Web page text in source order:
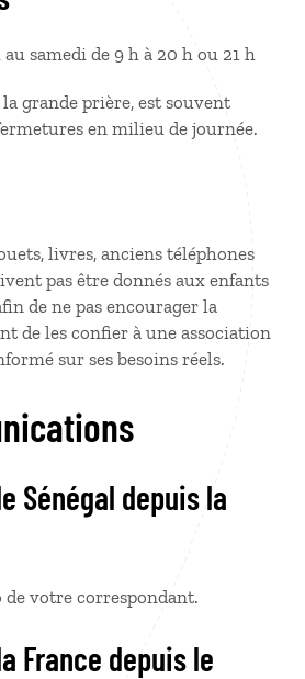
samedi de 9 h à 20 h ou 21 h
grande prière, est souvent
en milieu de journée.
livres, anciens téléphones
pas être donnés aux enfants
de ne pas encourager la
de les confier à une association
sur ses besoins réels.
Sénégal depuis la
de votre correspondant.
France depuis le